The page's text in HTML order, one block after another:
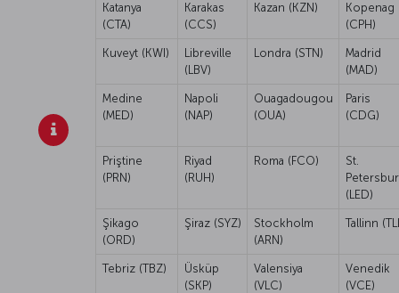
Katanya
(CTA)
Karakas
(CCS)
Kazan (KZN)
Kopenag
(CPH)
Kuveyt (KWI)
Libreville
(LBV)
Londra (STN)
Madrid
(MAD)
Medine
(MED)
Napoli
(NAP)
Ouagadougou
(OUA)
Paris
(CDG)
Priştine
(PRN)
Riyad
(RUH)
Roma (FCO)
St.
(LED)
Şikago
(ORD)
Şiraz (SYZ)
Stockholm
(ARN)
Tallinn
Tebriz (TBZ)
Üsküp
(SKP)
Valensiya
(VLC)
Venedik
(VCE)